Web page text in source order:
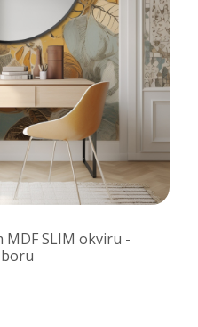
SLIM okviru -